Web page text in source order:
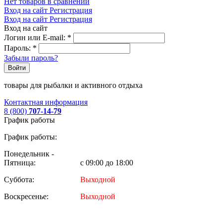
Вход на сайт Регистрация
Вход на сайт Регистрация
Вход на сайт
Логин или E-mail: *
Пароль: *
Забыли пароль?
Войти
товары для рыбалки и активного отдыха
Контактная информация
8 (800) 707-14-79
График работы
График работы:
Понедельник -
Пятница:
с 09:00 до 18:00
Суббота:
Выходной
Воскресенье:
Выходной